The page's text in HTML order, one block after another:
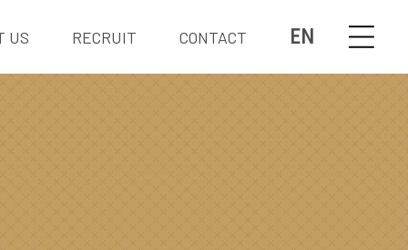
EN
US RECRUIT CONTACT